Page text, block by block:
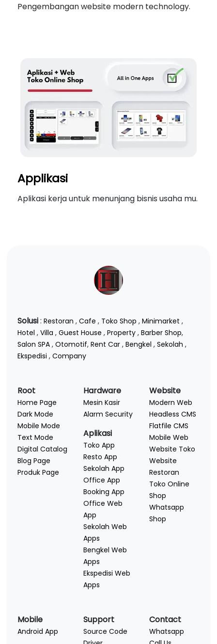
Pengembangan website modern technology.
Applikasi
Aplikasi kerja untuk menunjang bisnis usaha mu.
Solusi: Restoran , Cafe , Toko Shop , Minimarket ,
Hotel , Villa , Guest House , Property , Barber Shop,
Salon SPA , Otomotif, Rent Car , Bengkel , Sekolah ,
Ekspedisi , Company
Root
Home Page
Dark Mode
Mobile Mode
Text Mode
Digital Catalog
Blog Page
Produk Page
Hardware
Mesin Kasir
Alarm Security
Aplikasi
Toko App
Resto App
Sekolah App
Office App
Booking App
Office Web
App
Sekolah Web
Apps
Bengkel Web
Apps
Ekspedisi Web
Apps
Website
Modern Web
Headless CMS
Flatfile CMS
Mobile Web
Website Toko
Website
Restoran
Toko Online
Shop
Whatsapp
Shop
Mobile
Android App
Support
Source Code
Contact
Whatsapp